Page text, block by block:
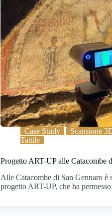
Case Study Scansione
Tattile
Progetto ART-UP alle Catacombe
Alle Catacombe di San Gennaro è
progetto ART-UP, che ha